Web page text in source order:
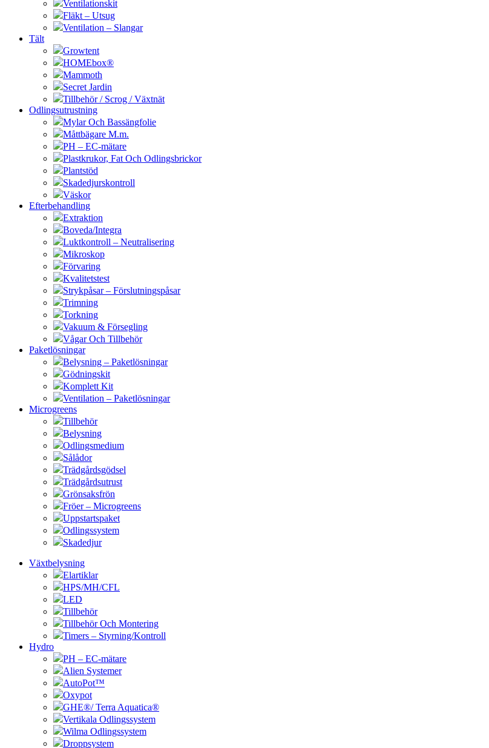
Ventilationskit
Fläkt – Utsug
Ventilation – Slangar
Tält
Growtent
HOMEbox®
Mammoth
Secret Jardin
Tillbehör / Scrog / Växtnät
Odlingsutrustning
Mylar Och Bassängfolie
Måttbägare M.m.
PH – EC-mätare
Plastkrukor, Fat Och Odlingsbrickor
Plantstöd
Skadedjurskontroll
Väskor
Efterbehandling
Extraktion
Boveda/Integra
Luktkontroll – Neutralisering
Mikroskop
Förvaring
Kvalitetstest
Strykpåsar – Förslutningspåsar
Trimning
Torkning
Vakuum & Försegling
Vågar Och Tillbehör
Paketlösningar
Belysning – Paketlösningar
Gödningskit
Komplett Kit
Ventilation – Paketlösningar
Microgreens
Tillbehör
Belysning
Odlingsmedium
Sålådor
Trädgårdsgödsel
Trädgårdsutrust
Grönsaksfrön
Fröer – Microgreens
Uppstartspaket
Odlingssystem
Skadedjur
Växtbelysning
Elartiklar
HPS/MH/CFL
LED
Tillbehör
Tillbehör Och Montering
Timers – Styrning/Kontroll
Hydro
PH – EC-mätare
Alien Systemer
AutoPot™
Oxypot
GHE®/ Terra Aquatica®
Vertikala Odlingssystem
Wilma Odlingssystem
Droppsystem